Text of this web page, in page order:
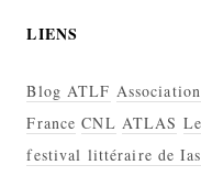
LIENS
Blog ATLF
France CNL ATLAS
festival littéraire de